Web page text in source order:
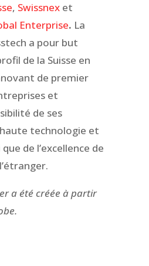
, Swissnex et
Enterprise. La
a pour but
de la Suisse en
de premier
et
de ses
technologie et
de l’excellence de
a été créée à partir